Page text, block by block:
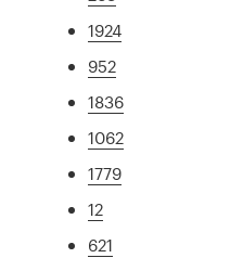
1924
952
1836
1062
1779
12
621